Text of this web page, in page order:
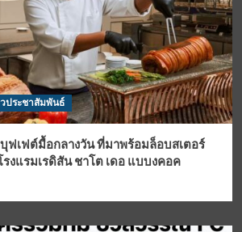
ประชาสัมพันธ์
ฟเฟต์มื้อกลางวัน ที่มาพร้อมล็อบสเตอร์
งแรมเรดิสัน ชาโต เดอ แบบงคอค